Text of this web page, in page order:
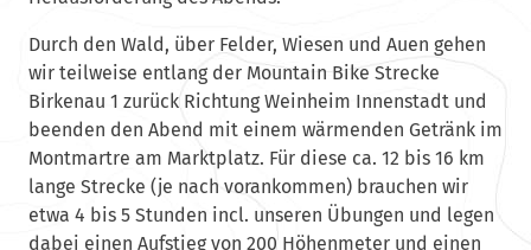
Durch den Wald, über Felder, Wiesen und Auen gehen
wir teilweise entlang der Mountain Bike Strecke
Birkenau 1 zurück Richtung Weinheim Innenstadt und
beenden den Abend mit einem wärmenden Getränk im
Montmartre am Marktplatz. Für diese ca. 12 bis 16 km
lange Strecke (je nach vorankommen) brauchen wir
etwa 4 bis 5 Stunden incl. unseren Übungen und legen
dabei einen Aufstieg von 200 Höhenmeter und einen